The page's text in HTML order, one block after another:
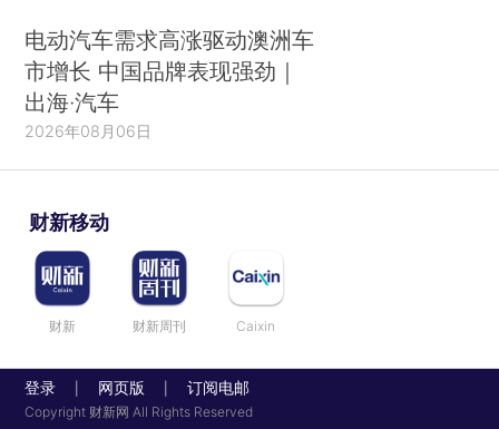
电动汽车需求高涨驱动澳洲车
市增长 中国品牌表现强劲｜
出海·汽车
2026年08月06日
财新移动
财新 财新周刊 Caixin
登录 网页版 订阅电邮
Copyright 财新网 All Rights Reserved